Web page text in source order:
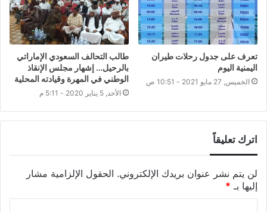
تعرف على جدول رحلات طيران
اليمنية اليوم
الخميس, 27 مايو 2021 - 10:51 ص
طالب التحالف السعودي الإماراتي
بالرحيل… إشهار مجلس الإنقاذ
الوطني في المهرة وقيادته المحلية
الأحد, 5 يناير 2020 - 5:11 م
اترك تعليقاً
لن يتم نشر عنوان بريدك الإلكتروني. الحقول الإلزامية مشار
إليها بـ *